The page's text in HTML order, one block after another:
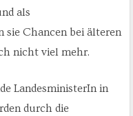
als
sie Chancen bei älteren
nicht viel mehr.
LandesministerIn in
durch die